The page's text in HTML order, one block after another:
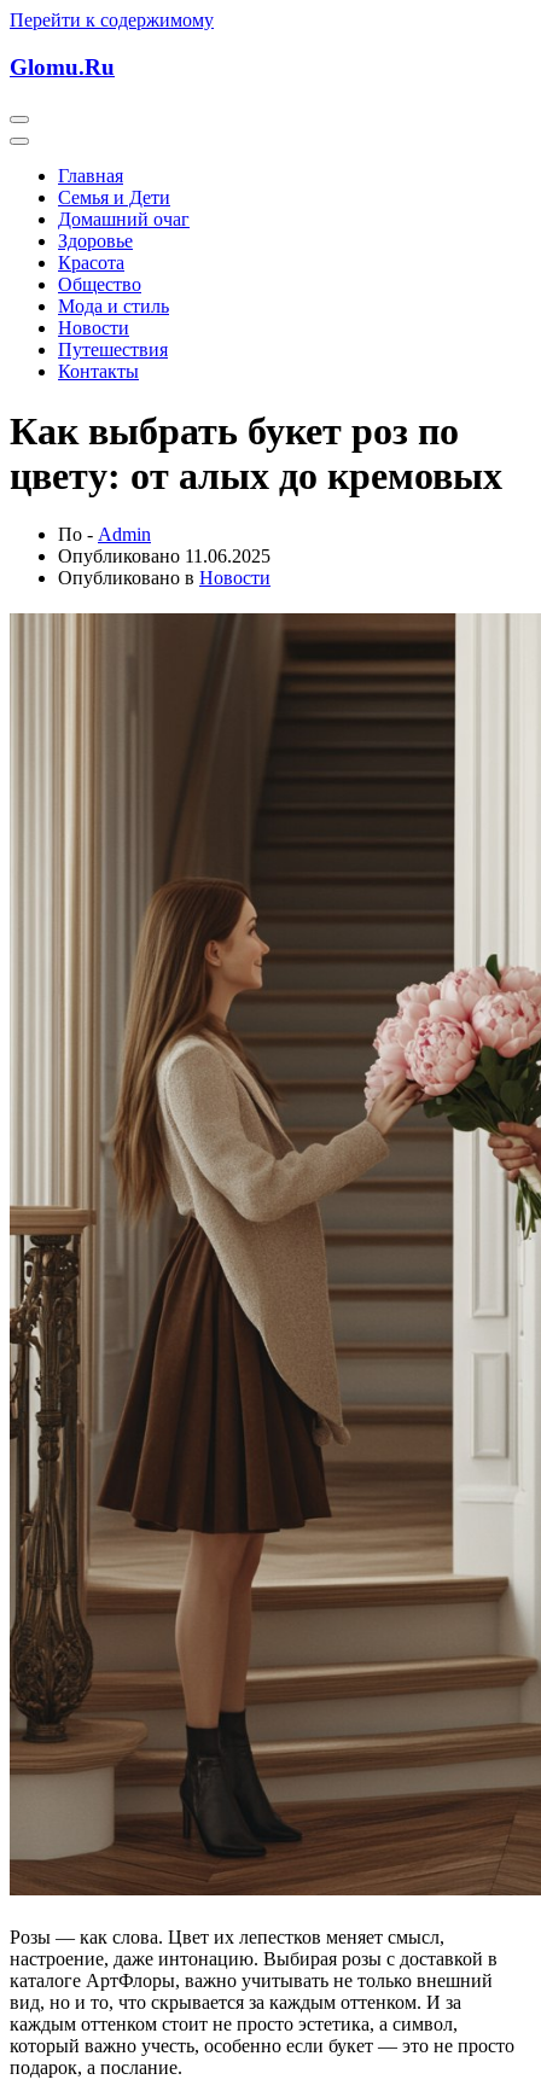
Перейти к содержимому
Glomu.Ru
Главная
Семья и Дети
Домашний очаг
Здоровье
Красота
Общество
Мода и стиль
Новости
Путешествия
Контакты
Как выбрать букет роз по
цвету: от алых до кремовых
По - Admin
Опубликовано 11.06.2025
Опубликовано в Новости
Розы — как слова. Цвет их лепестков меняет смысл,
настроение, даже интонацию. Выбирая розы с доставкой в
каталоге АртФлоры, важно учитывать не только внешний
вид, но и то, что скрывается за каждым оттенком. И за
каждым оттенком стоит не просто эстетика, а символ,
который важно учесть, особенно если букет — это не просто
подарок, а послание.